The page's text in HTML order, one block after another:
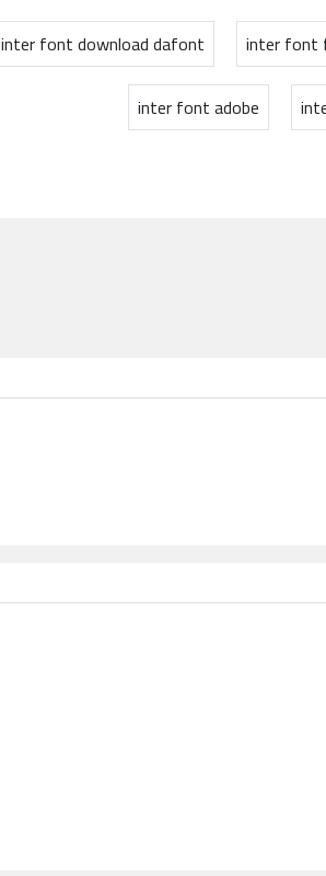
inter font
inter font download dafont
inter font adobe